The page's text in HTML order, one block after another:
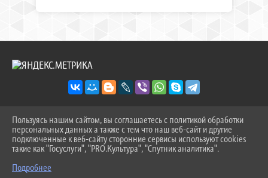
^
2026 Г. SOSH-9TOB.RU
ВХОД
КАРТА САЙТА
Пользуясь нашим сайтом, вы соглашаетесь с политикой обработки
персональных данных а также с тем что наш веб-сайт и другие
подключенные к веб-сайту сторонние сервисы используют cookies
такие как "Госуслуги", "PRO.Культура", "Спутник аналитика".
Подробнее